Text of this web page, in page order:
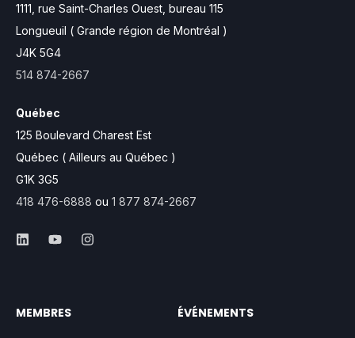
1111, rue Saint-Charles Ouest, bureau 115
Longueuil ( Grande région de Montréal )
J4K 5G4
514 874-2667
Québec
125 Boulevard Charest Est
Québec ( Ailleurs au Québec )
G1K 3G5
418 476-6888 ou 1 877 874-2667
MEMBRES ÉVÉNEMENTS